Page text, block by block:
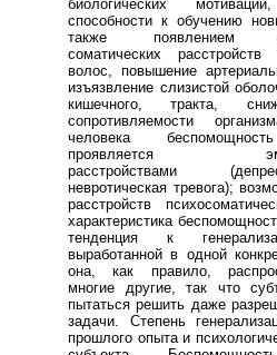
биологических
способности к обучению
также появлением
соматических
волос, повышение
изъязвление слизистой
кишечного, тракта,
сопротивляемости
человека
проявляется
расстройствами
невротическая тревога);
расстройств
характеристика
тенденция к
выработанной в одной
она, как правило,
многие другие, так что
пытаться решить даже
задачи. Степень
прошлого опыта и